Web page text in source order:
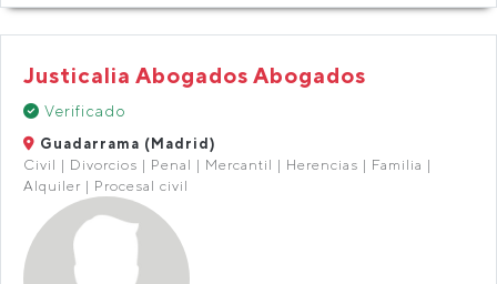
Justicalia Abogados Abogados
Verificado
Guadarrama (Madrid)
Civil | Divorcios | Penal | Mercantil | Herencias | Familia |
Alquiler | Procesal civil